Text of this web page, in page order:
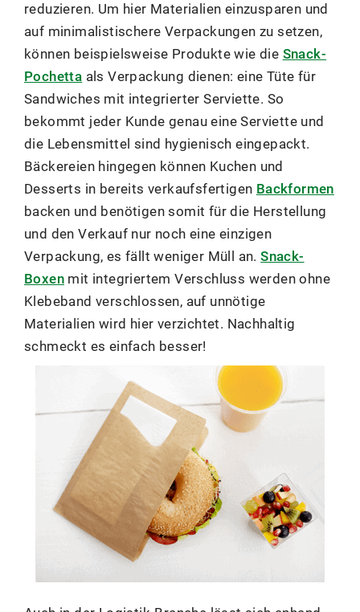
reduzieren. Um hier Materialien einzusparen und
auf minimalistischere Verpackungen zu setzen,
können beispielsweise Produkte wie die Snack-
Pochetta als Verpackung dienen: eine Tüte für
Sandwiches mit integrierter Serviette. So
bekommt jeder Kunde genau eine Serviette und
die Lebensmittel sind hygienisch eingepackt.
Bäckereien hingegen können Kuchen und
Desserts in bereits verkaufsfertigen Backformen
backen und benötigen somit für die Herstellung
und den Verkauf nur noch eine einzigen
Verpackung, es fällt weniger Müll an.Snack-
Boxen mit integriertem Verschluss werden ohne
Klebeband verschlossen, auf unnötige
Materialien wird hier verzichtet. Nachhaltig
schmeckt es einfach besser!